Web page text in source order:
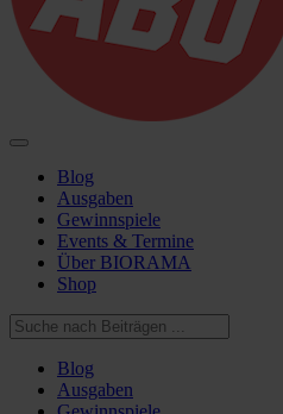
Blog
Ausgaben
Gewinnspiele
Events & Termine
Über BIORAMA
Shop
Blog
Ausgaben